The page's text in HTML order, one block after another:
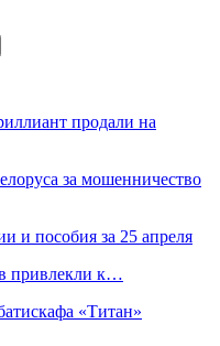
продали на
за мошенничество
и пособия за 25 апреля
привлекли к…
«Титан»